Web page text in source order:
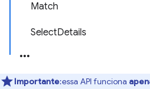
Match
SelectDetails
Importante:essa API funciona